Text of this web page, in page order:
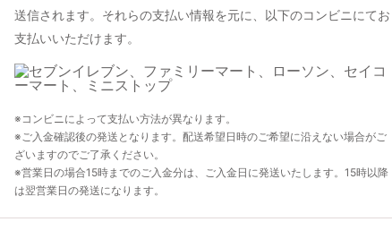
送信されます。それらの支払い情報を元に、以下のコンビニにてお
支払いいただけます。
※コンビニによって支払い方法が異なります。
※ご入金確認後の発送となります。配送希望日時のご希望に沿えない場合がご
ざいますのでご了承ください。
※営業日の場合15時までのご入金分は、ご入金日に発送いたします。15時以降
は翌営業日の発送になります。